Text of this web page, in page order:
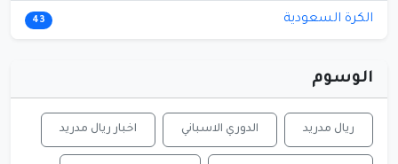
الكرة السعودية 43
الوسوم
ريال مدريد الدوري الاسباني اخبار ريال مدريد